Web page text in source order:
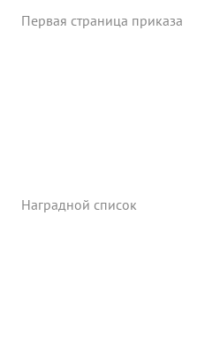
Первая страница приказа
Наградной список